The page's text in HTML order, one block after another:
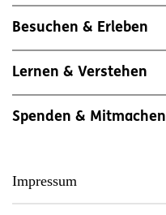
Besuchen & Erleben
Lernen & Verstehen
Spenden & Mitmachen
Impressum